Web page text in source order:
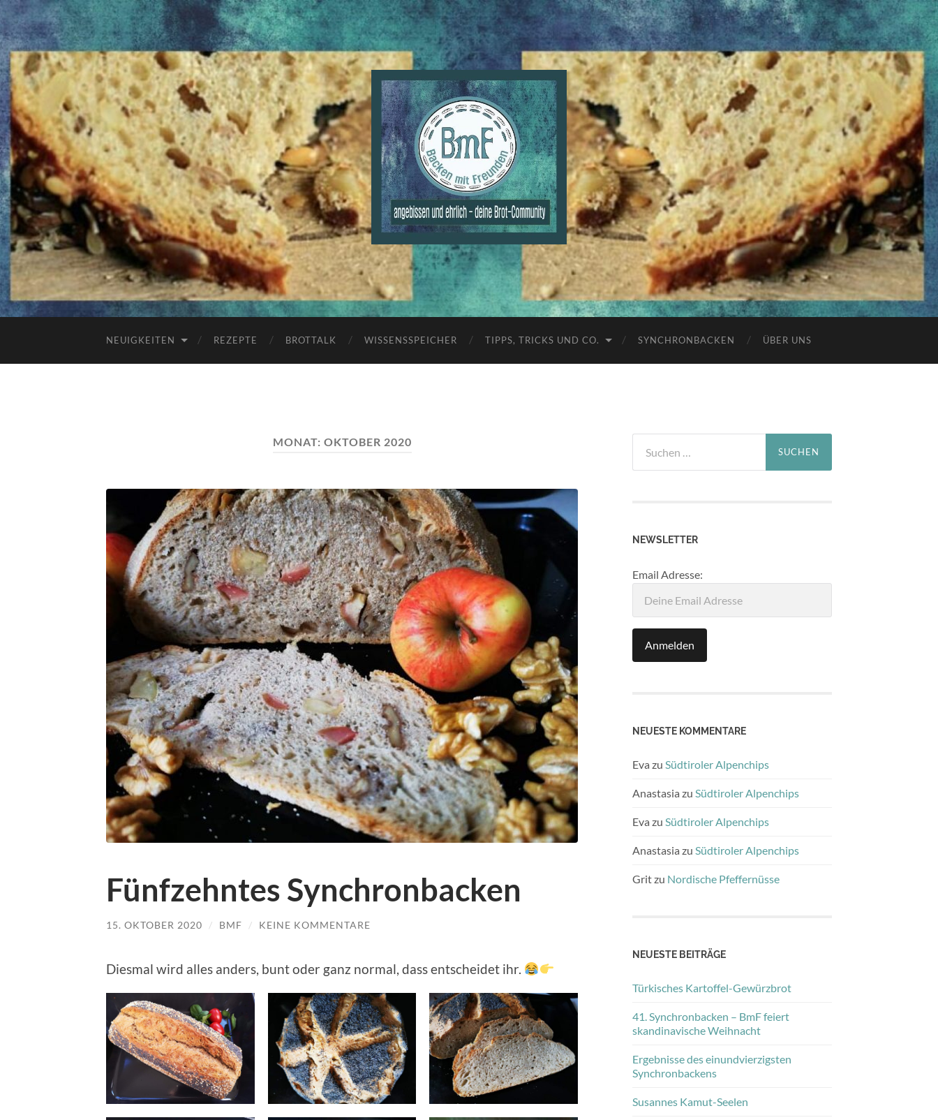
BmF
-
Backen
mit
Freunden
NEUIGKEITEN REZEPTE BROTTALK WISSENSSPEICHER TIPPS, TRICKS UND CO. SYNCHRONBACKEN ÜBER UNS
MONAT: OKTOBER 2020
Fünfzehntes Synchronbacken
15. OKTOBER 2020 / BMF / KEINE KOMMENTARE
Diesmal wird alles anders, bunt oder ganz normal, dass entscheidet ihr.
nach:
NEWSLETTER
Email Adresse:
NEUESTE KOMMENTARE
Eva zu Südtiroler Alpenchips
Anastasia zu Südtiroler Alpenchips
Eva zu Südtiroler Alpenchips
Anastasia zu Südtiroler Alpenchips
Gritzu Nordische Pfeffernüsse
NEUESTE BEITRÄGE
Türkisches Kartoffel-Gewürzbrot
41. Synchronbacken – BmF feiert
skandinavische Weihnacht
Ergebnisse des einundvierzigsten
Synchronbackens
Susannes Kamut-Seelen